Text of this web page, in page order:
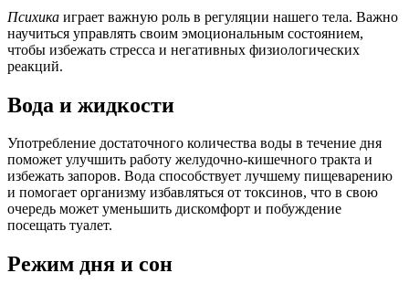
Психика играет важную роль в регуляции нашего тела. Важно
научиться управлять своим эмоциональным состоянием,
чтобы избежать стресса и негативных физиологических
реакций.
Вода и жидкости
Употребление достаточного количества воды в течение дня
поможет улучшить работу желудочно-кишечного тракта и
избежать запоров. Вода способствует лучшему пищеварению
и помогает организму избавляться от токсинов, что в свою
очередь может уменьшить дискомфорт и побуждение
посещать туалет.
Режим дня и сон